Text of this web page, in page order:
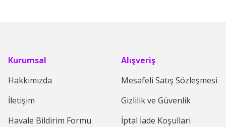
Faber Castel Broadpen 1554
0.0 Puan - 0 Yorum
Faber Castel Sıvı
0.0
Kurumsal
Hakkımızda
İletişim
Havale Bildirim Formu
Alışveriş
Mesafeli Satış Sözleşmesi
Gizlilik ve Güvenlik
İptal İade Koşullari